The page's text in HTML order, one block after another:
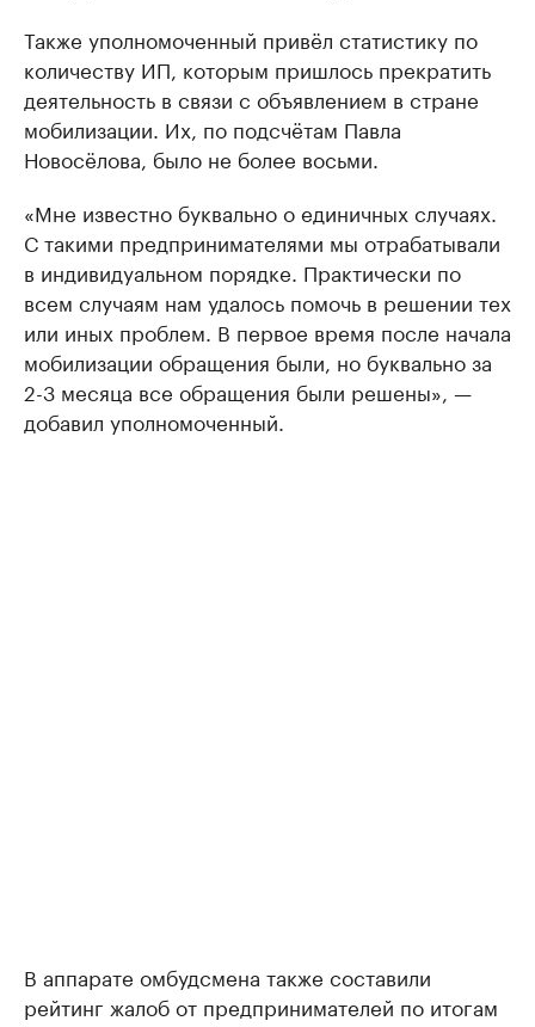
Также уполномоченный привёл статистику по
количеству ИП, которым пришлось прекратить
деятельность в связи с объявлением в стране
мобилизации. Их, по подсчётам Павла
Новосёлова, было не более восьми.
«Мне известно буквально о единичных случаях.
С такими предпринимателями мы отрабатывали
в индивидуальном порядке. Практически по
всем случаям нам удалось помочь в решении тех
или иных проблем. В первое время после начала
мобилизации обращения были, но буквально за
2-3 месяца все обращения были решены», —
добавил уполномоченный.
В аппарате омбудсмена также составили
рейтинг жалоб от предпринимателей по итогам